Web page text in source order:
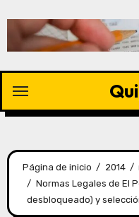
Página de inicio 2014
Normas Legales de El
desbloqueado) y